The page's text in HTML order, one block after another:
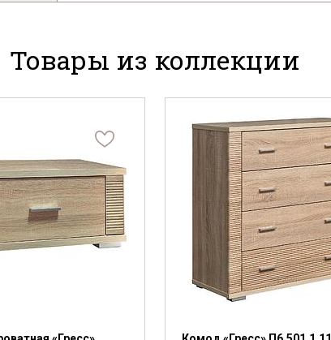
Я ознакомлен с
в отношении
обработки персональных данных и
согласен на их обработку.
Товары из коллекции